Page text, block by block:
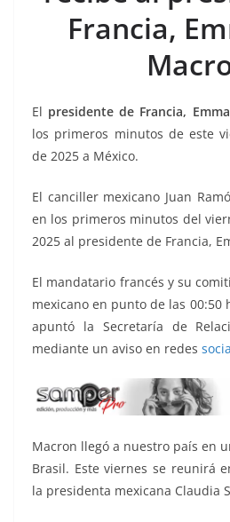
o p
Francia,
El presidente de Francia,
los primeros minutos de este
de 2025 a México.
El canciller mexicano Juan
en los primeros minutos del
2025 al presidente de Francia,
El mandatario francés y su
mexicano en punto de las 00:50
apuntó la Secretaría de
mediante un aviso en redes
Macron llegó a nuestro país en
Brasil. Este viernes se reunirá
la presidenta mexicana Claudia